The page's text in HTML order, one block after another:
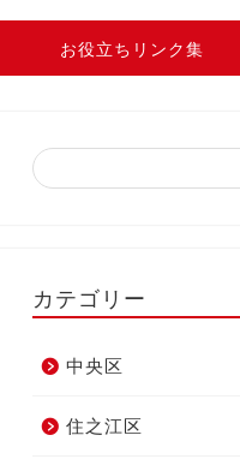
お役立ちリンク集
カテゴリー
中央区
住之江区